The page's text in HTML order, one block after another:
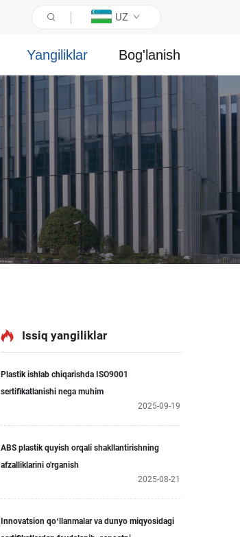
UZ
Yangiliklar Bog'lanish
Issiq yangiliklar
Plastik ishlab chiqarishda ISO9001
sertifikatlanishi nega muhim
2025-09-19
ABS plastik quyish orqali shakllantirishning
afzalliklarini o'rganish
2025-08-21
Innovatsion qoʻllanmalar va dunyo miqyosidagi